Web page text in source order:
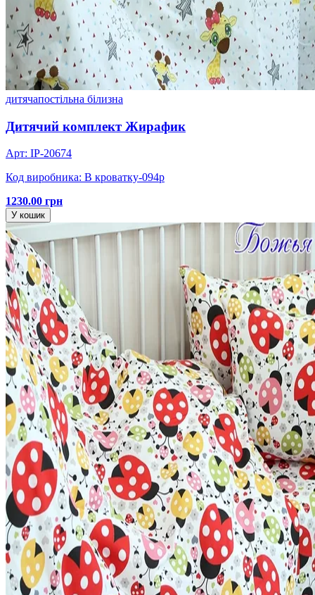
дитячапостільна білизна
Дитячий комплект Жирафик
Арт: IP-20674
Код виробника: В кроватку-094р
1230.00 грн
У кошик